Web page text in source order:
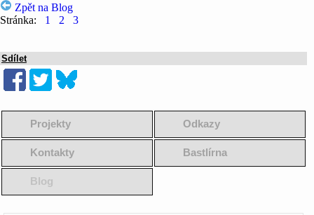
Zpět na Blog
Stránka:
1 2 3
Sdílet
Projekty Odkazy
Kontakty Bastlírna
Blog